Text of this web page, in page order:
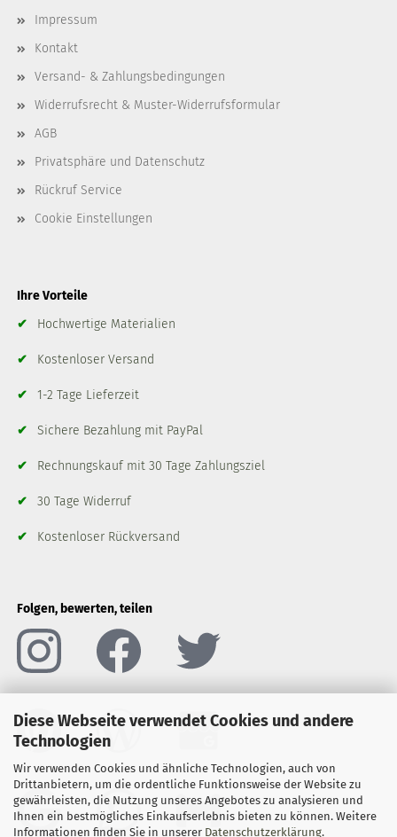
Diese Webseite verwendet Cookies und andere
Technologien
Wir verwenden Cookies und ähnliche Technologien, auch von
Drittanbietern, um die ordentliche Funktionsweise der Website zu
gewährleisten, die Nutzung unseres Angebotes zu analysieren und
Ihnen ein bestmögliches Einkaufserlebnis bieten zu können. Weitere
Informationen finden Sie in unserer Datenschutzerklärung.
Impressum
Kontakt
Versand- & Zahlungsbedingungen
Widerrufsrecht & Muster-Widerrufsformular
AGB
Privatsphäre und Datenschutz
Rückruf Service
Cookie Einstellungen
Ihre Vorteile
✔
Hochwertige Materialien
✔ Kostenloser Versand
✔ 1-2 Tage Lieferzeit
✔ Sichere Bezahlung mit PayPal
✔ Rechnungskauf mit 30 Tage Zahlungsziel
✔ 30 Tage Widerruf
✔ Kostenloser Rückversand
Folgen, bewerten, teilen